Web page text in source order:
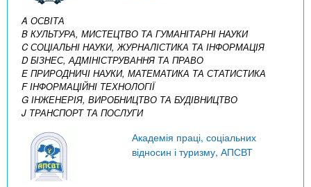
A ОСВІТА
B КУЛЬТУРА, МИСТЕЦТВО ТА ГУМАНІТАРНІ НАУКИ
C СОЦІАЛЬНІ НАУКИ, ЖУРНАЛІСТИКА ТА ІНФОРМАЦІЯ
D БІЗНЕС, АДМІНІСТРУВАННЯ ТА ПРАВО
E ПРИРОДНИЧІ НАУКИ, МАТЕМАТИКА ТА СТАТИСТИКА
F ІНФОРМАЦІЙНІ ТЕХНОЛОГІЇ
G ІНЖЕНЕРІЯ, ВИРОБНИЦТВО ТА БУДІВНИЦТВО
J ТРАНСПОРТ ТА ПОСЛУГИ
Академія праці, соціальних
відносин і туризму, АПСВТ